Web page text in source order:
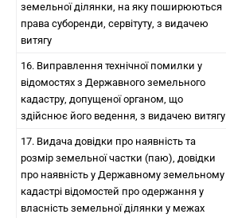
земельної ділянки, на яку поширюються
права суборенди, сервітуту, з видачею
витягу
16. Виправлення технічної помилки у
відомостях з Державного земельного
кадастру, допущеної органом, що
здійснює його ведення, з видачею витягу
17. Видача довідки про наявність та
розмір земельної частки (паю), довідки
про наявність у Державному земельному
кадастрі відомостей про одержання у
власність земельної ділянки у межах